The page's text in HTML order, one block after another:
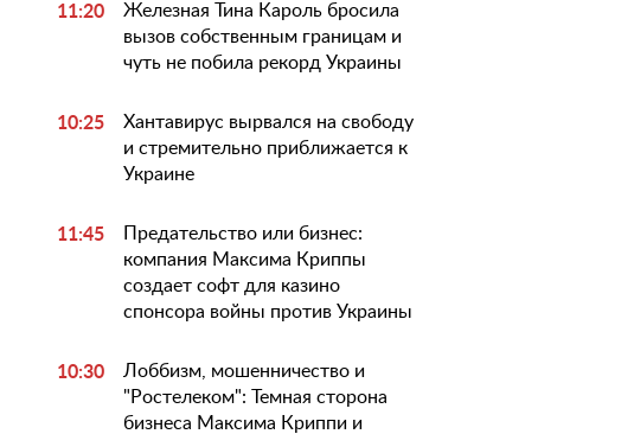
11:20
Железная Тина Кароль бросила
вызов собственным границам и
чуть не побила рекорд Украины
10:25
Хантавирус вырвался на свободу
и стремительно приближается к
Украине
11:45
Предательство или бизнес:
компания Максима Криппы
создает софт для казино
спонсора войны против Украины
10:30
Лоббизм, мошенничество и
"Ростелеком": Темная сторона
бизнеса Максима Криппи и